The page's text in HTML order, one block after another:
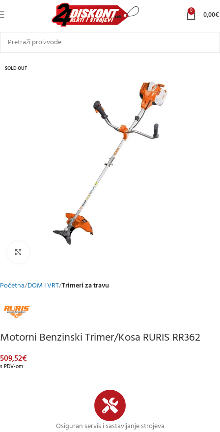
0 0,00€
SOLD OUT
Početna DOM I VRT Trimeri za travu
Motorni Benzinski Trimer/kosa RURIS RR362
509,52€
s PDV-om
Osiguran servis i sastavljanje strojeva